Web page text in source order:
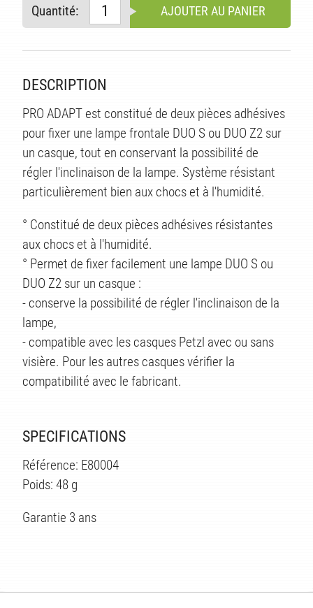
Quantité: AJOUTER AU PANIER
DESCRIPTION
PRO ADAPT est constitué de deux pièces adhésives
pour fixer une lampe frontale DUO S ou DUO Z2 sur
un casque, tout en conservant la possibilité de
régler l'inclinaison de la lampe. Système résistant
particulièrement bien aux chocs et à l'humidité.
° Constitué de deux pièces adhésives résistantes
aux chocs et à l'humidité.
° Permet de fixer facilement une lampe DUO S ou
DUO Z2 sur un casque :
- conserve la possibilité de régler l'inclinaison de la
lampe,
- compatible avec les casques Petzl avec ou sans
visière. Pour les autres casques vérifier la
compatibilité avec le fabricant.
SPECIFICATIONS
Référence: E80004
Poids: 48 g
Garantie 3 ans